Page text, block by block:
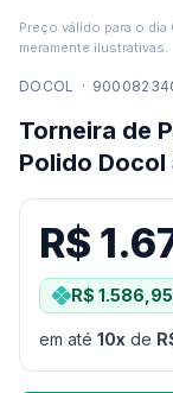
Preço válido para o dia
meramente ilustrativas.
DOCOL ·
Torneira de
Polido Docol
R$
R$ 1.586,95
em até 10x de